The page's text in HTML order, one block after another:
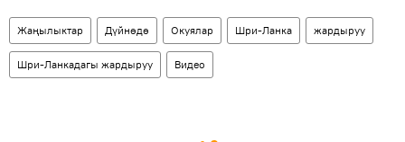
Жаңылыктар Дүйнөдө Окуялар Шри-Ланка жардыруу
Шри-Ланкадагы жардыруу Видео